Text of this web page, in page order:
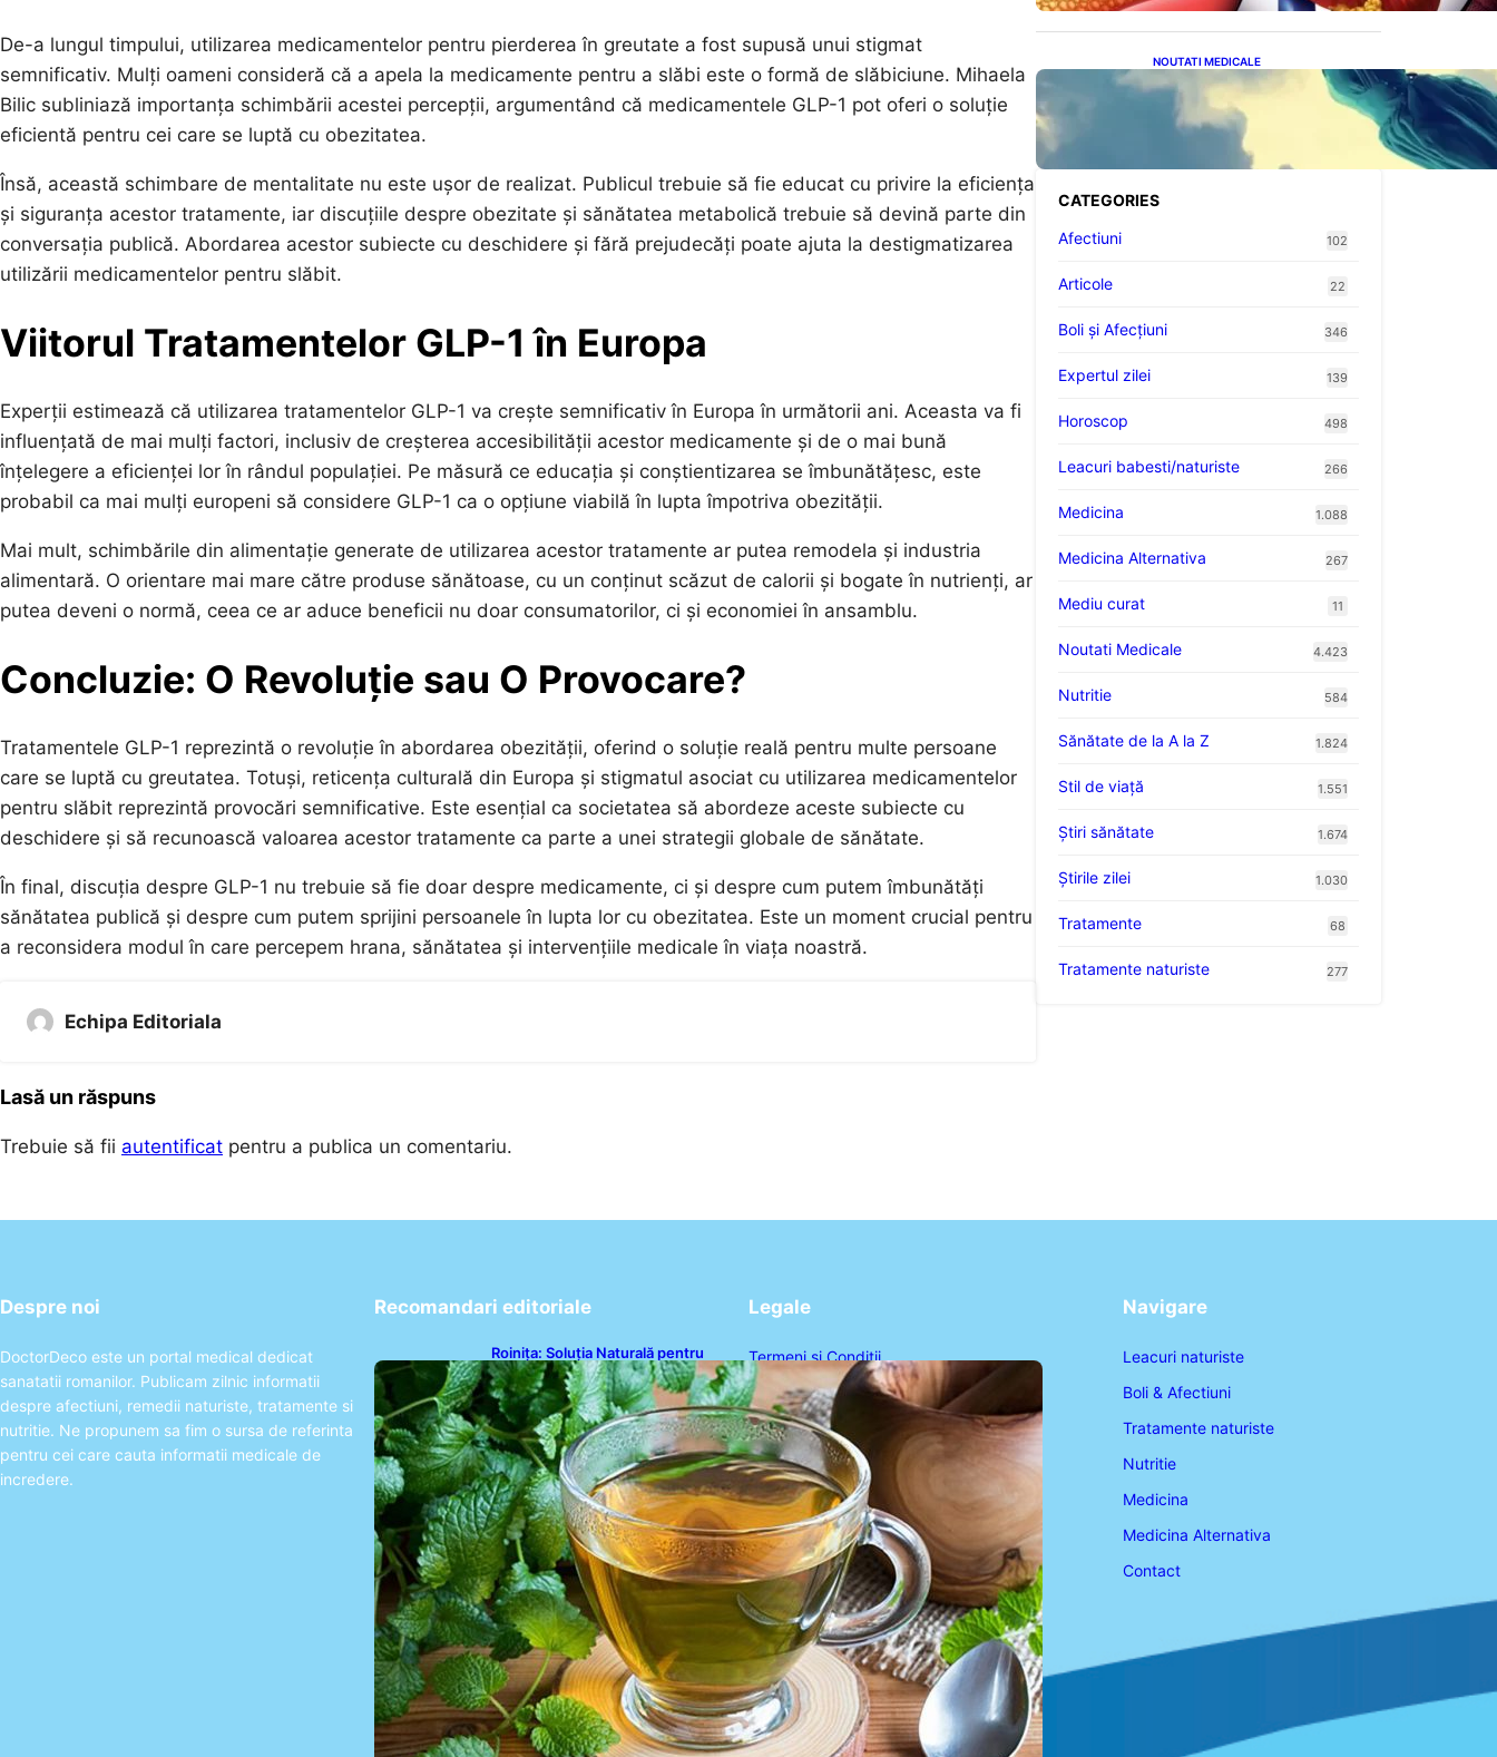
De-a lungul timpului, utilizarea medicamentelor pentru pierderea în greutate a fost supusă unui stigmat
semnificativ. Mulți oameni consideră că a apela la medicamente pentru a slăbi este o formă de slăbiciune. Mihaela
Bilic subliniază importanța schimbării acestei percepții, argumentând că medicamentele GLP-1 pot oferi o soluție
eficientă pentru cei care se luptă cu obezitatea.
Însă, această schimbare de mentalitate nu este ușor de realizat. Publicul trebuie să fie educat cu privire la eficiența
și siguranța acestor tratamente, iar discuțiile despre obezitate și sănătatea metabolică trebuie să devină parte din
conversația publică. Abordarea acestor subiecte cu deschidere și fără prejudecăți poate ajuta la destigmatizarea
utilizării medicamentelor pentru slăbit.
Viitorul Tratamentelor GLP-1 în Europa
Experții estimează că utilizarea tratamentelor GLP-1 va crește semnificativ în Europa în următorii ani. Aceasta va fi
influențată de mai mulți factori, inclusiv de creșterea accesibilității acestor medicamente și de o mai bună
înțelegere a eficienței lor în rândul populației. Pe măsură ce educația și conștientizarea se îmbunătățesc, este
probabil ca mai mulți europeni să considere GLP-1 ca o opțiune viabilă în lupta împotriva obezității.
Mai mult, schimbările din alimentație generate de utilizarea acestor tratamente ar putea remodela și industria
alimentară. O orientare mai mare către produse sănătoase, cu un conținut scăzut de calorii și bogate în nutrienți, ar
putea deveni o normă, ceea ce ar aduce beneficii nu doar consumatorilor, ci și economiei în ansamblu.
Concluzie: O Revoluție sau O Provocare?
Tratamentele GLP-1 reprezintă o revoluție în abordarea obezității, oferind o soluție reală pentru multe persoane
care se luptă cu greutatea. Totuși, reticența culturală din Europa și stigmatul asociat cu utilizarea medicamentelor
pentru slăbit reprezintă provocări semnificative. Este esențial ca societatea să abordeze aceste subiecte cu
deschidere și să recunoască valoarea acestor tratamente ca parte a unei strategii globale de sănătate.
În final, discuția despre GLP-1 nu trebuie să fie doar despre medicamente, ci și despre cum putem îmbunătăți
sănătatea publică și despre cum putem sprijini persoanele în lupta lor cu obezitatea. Este un moment crucial pentru
a reconsidera modul în care percepem hrana, sănătatea și intervențiile medicale în viața noastră.
Echipa Editoriala
Lasă un răspuns
Trebuie să fii autentificat pentru a publica un comentariu.
NOUTATI MEDICALE
Mesajele Universului: Ce
Înseamnă Visele Repetate
și Interpretările Lor
CATEGORIES
Afectiuni
102
Articole 22
Boli și Afecțiuni 346
Expertul zilei 139
Horoscop 498
Leacuri babesti/naturiste 266
Medicina 1.088
Medicina Alternativa 267
Mediu curat 11
Noutati Medicale 4.423
Nutritie 584
Sănătate de la A la Z 1.824
Stil de viaţă 1.551
Ştiri sănătate 1.674
Știrile zilei 1.030
Tratamente 68
Tratamente naturiste 277
Despre noi
DoctorDeco este un portal medical dedicat
sanatatii romanilor. Publicam zilnic informatii
despre afectiuni, remedii naturiste, tratamente si
nutritie. Ne propunem sa fim o sursa de referinta
pentru cei care cauta informatii medicale de
incredere.
Recomandari editoriale
Roinița: Soluția Naturală pentru
Reducerea Cortizolului și
Îmbunătățirea Somnului
Legale
Termeni și Condiții
Politica de Confidențialitate
Politica de Cookies
Disclaimer
Contact
Navigare
Leacuri naturiste
Boli & Afectiuni
Tratamente naturiste
Nutritie
Medicina
Medicina Alternativa
Contact